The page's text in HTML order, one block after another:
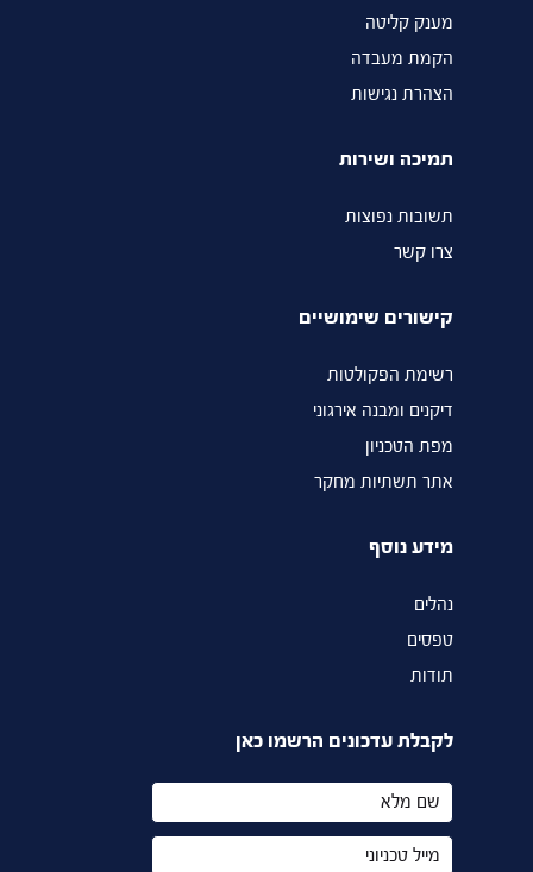
מענק קליטה
הקמת מעבדה
הצהרת נגישות
תמיכה ושירות
תשובות נפוצות
צרו קשר
קישורים שימושיים
רשימת הפקולטות
דיקנים ומבנה אירגוני
מפת הטכניון
אתר תשתיות מחקר
מידע נוסף
נהלים
טפסים
תודות
לקבלת עדכונים הרשמו כאן